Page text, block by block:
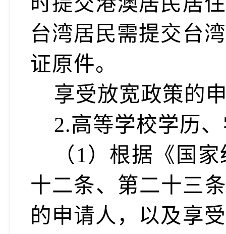
台湾居民需提交台
证原件。
享受放宽政策的
2.高等学校学历
（ 1）根据《国
十二条、第二十三
的申请人 ，以及享